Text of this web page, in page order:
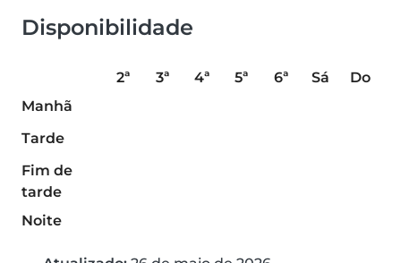
Disponibilidade
2ª 3ª 4ª 5ª 6ª Sá
Do
Manhã
Tarde
Fim de
tarde
Noite